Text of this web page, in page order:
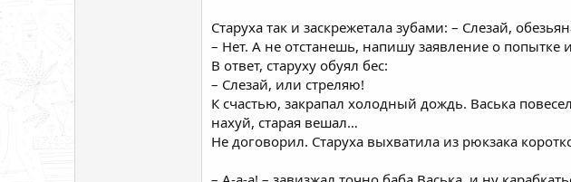
Старуха так и заскрежетала зубами: – Слезай,
– Нет. А не отстанешь, напишу заявление о
В ответ, старуху обуял бес:
– Слезай, или стреляю!
К счастью, закрапал холодный дождь. Васька
нахуй, старая вешал…
Не договорил. Старуха выхватила из рюкзака